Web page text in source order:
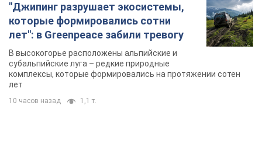
"Джипинг разрушает экосистемы,
которые формировались сотни
лет": в Greenpeace забили тревогу
В высокогорье расположены альпийские и
субальпийские луга – редкие природные
комплексы, которые формировались на протяжении сотен
лет
10 часов назад 1,1 т.